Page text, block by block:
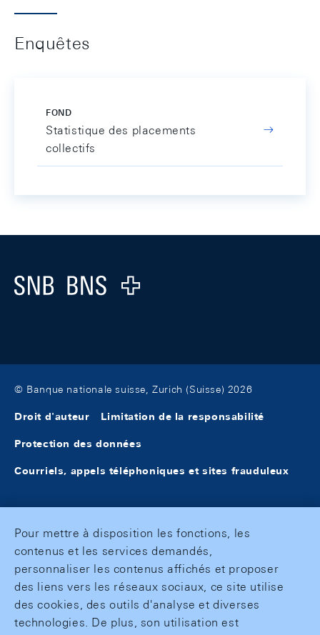
Enquêtes
FOND
Statistique des placements
collectifs
Logo
© Banque nationale suisse, Zurich (Suisse) 2026
Droit d'auteur Limitation de la responsabilité
Protection des données
Courriels, appels téléphoniques et sites frauduleux
Pour mettre à disposition les fonctions, les
contenus et les services demandés,
personnaliser les contenus affichés et proposer
des liens vers les réseaux sociaux, ce site utilise
des cookies, des outils d'analyse et diverses
technologies. De plus, son utilisation est